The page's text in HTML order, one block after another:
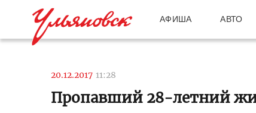
АФИША АВТО
20.12.2017 11:28
Пропавший 28-летний